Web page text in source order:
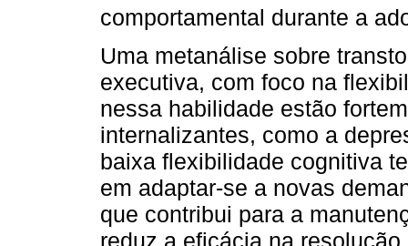
comportamental durante a
Uma metanálise sobre
executiva, com foco na
nessa habilidade estão
internalizantes, como a
baixa flexibilidade cognitiva
em adaptar-se a novas
que contribui para a
reduz a eficácia na